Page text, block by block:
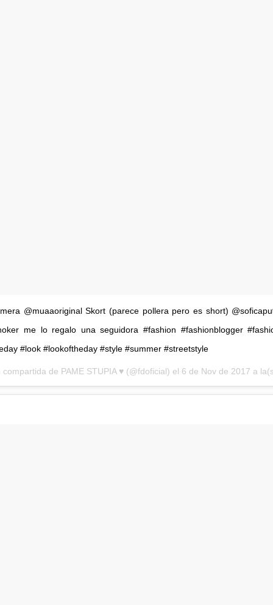
@muaaoriginal Skort (parece pollera pero es short)
me lo regalo una seguidora #fashion #fashionblogger
#look #lookoftheday #style #summer #streetstyle
de PAME STUPIA ♥️ (@fdoficial) el 6 de Nov de 2017 a